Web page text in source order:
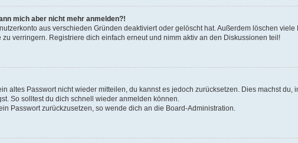
mich aber nicht mehr anmelden?!
aus verschieden Gründen deaktiviert oder gelöscht hat. Außerdem löschen
verringern. Registriere dich einfach erneut und nimm aktiv an den Diskussionen teil!
altes Passwort nicht wieder mitteilen, du kannst es jedoch zurücksetzen. Dies machst du,
So solltest du dich schnell wieder anmelden können.
Passwort zurückzusetzen, so wende dich an die Board-Administration.